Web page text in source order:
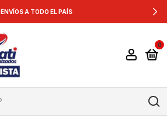
ENVÍOS A TODO EL PAÍS
0